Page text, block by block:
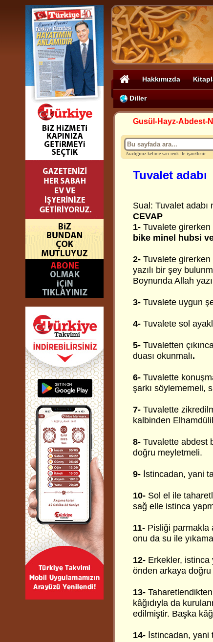
Hakkımızda
Diller
Gusül-Hayz-Abdest-
Aradığınız kelime sarı renk ile işaretlenir.
Tuvalet adabı
Sual: Tuvalet adabı
CEVAP
1- Tuvalete
bike minel hubsi
2- Tuvalete girerken
yazılı bir şey
Boynunda Allah
3- Tuvalete uygun
4- Tuvalete sol
5- Tuvaletten
duası okunmalı.
6- Tuvalette
şarkı söylememeli,
7- Tuvalette
kalbinden
8- Tuvalette abdest
doğru meyletmeli.
9- İstincadan, yani
10- Sol el ile
sağ elle istinca
11- Pisliği parmakla
onu da su ile
12- Erkekler, istinca
önden arkaya doğru
13-
kâğıdıyla da
edilmiştir. Başka
14- İstincadan, yani